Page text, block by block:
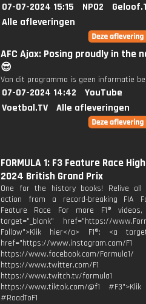
07-07-2024 15:15 NPO2
Alle afleveringen
AFC Ajax: Posing proudly in the
😎
Van dit programma is geen informatie
07-07-2024 14:42
YouTube
Voetbal.TV
Alle afleveringen
FORMULA 1: F3 Feature Race
2024 British Grand Prix
One for the history books! Relive
action from a record-breaking FIA
Feature Race For more F1®
target="_blank" href="https://
Follow">Klik hier</a> F1®: <a
href="https://www.instagram.com/F1
https://www.facebook.com/Formula1/
https://www.twitter.com/F1
https://www.twitch.tv/formula1
https://www.tiktok.com/@f1
#RoadToF1